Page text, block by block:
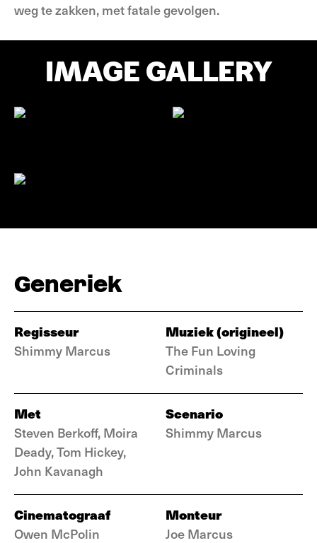
weg te zakken, met fatale gevolgen.
IMAGE GALLERY
Generiek
Regisseur
Shimmy Marcus
Muziek (origineel)
The Fun Loving
Criminals
Met
Steven Berkoff, Moira
Deady, Tom Hickey,
John Kavanagh
Scenario
Shimmy Marcus
Cinematograaf
Owen McPolin
Monteur
Joe Marcus